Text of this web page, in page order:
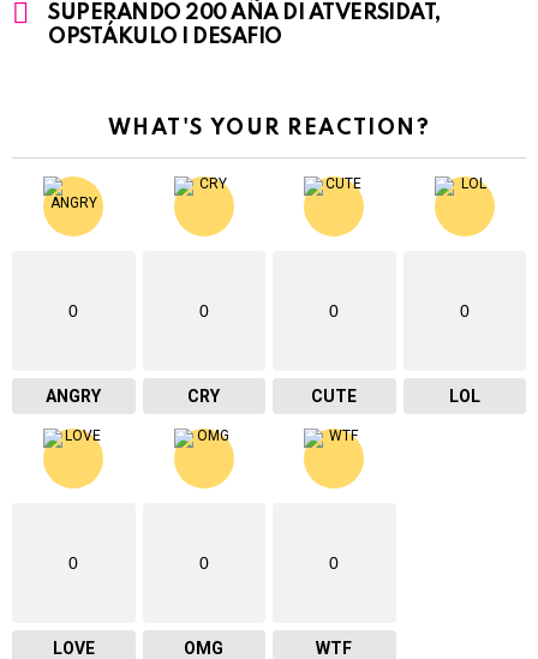
SUPERANDO 200 AÑA DI ATVERSIDAT,
OPSTÁKULO I DESAFIO
WHAT'S YOUR REACTION?
0
ANGRY
0
CRY
0
CUTE
0
LOL
0
LOVE
0
OMG
0
WTF